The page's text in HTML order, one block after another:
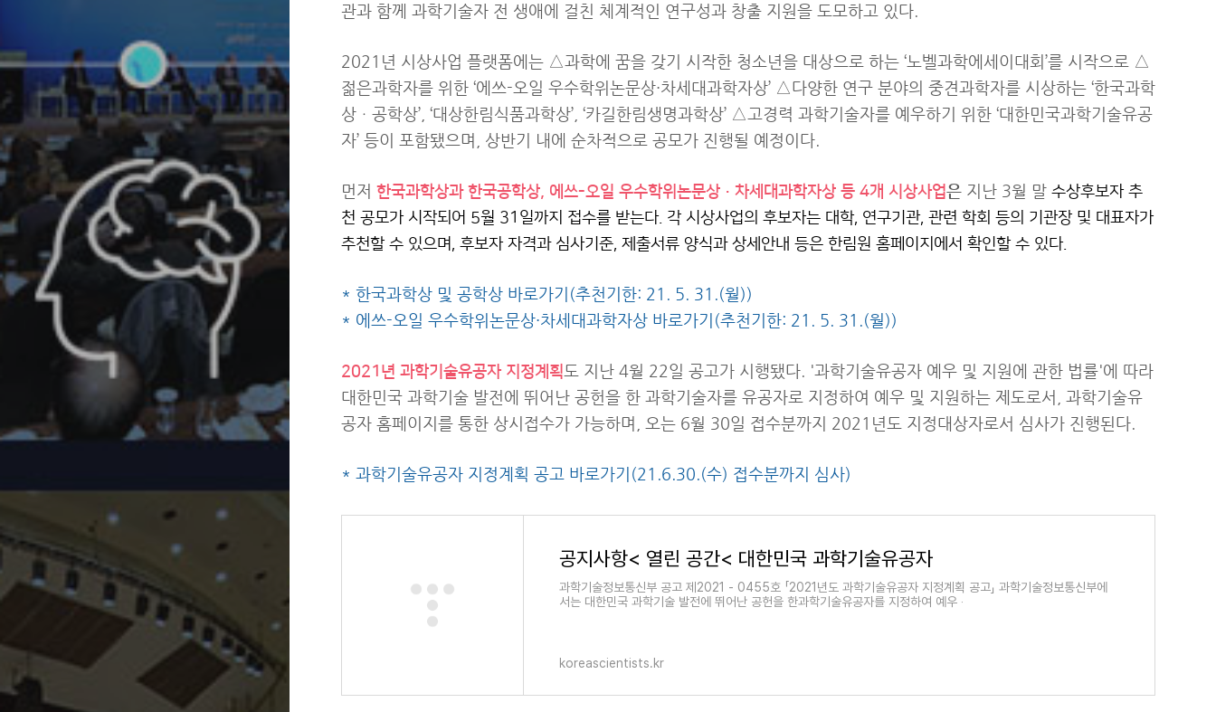
관과 함께 과학기술자 전 생애에 걸친 체계적인 연구성과 창출 지원을 도모하고 있다.
2021년 시상사업 플랫폼에는 △과학에 꿈을 갖기 시작한 청소년을 대상으로 하는 ‘노벨과학에세이대회’를 시작으로 △
젊은과학자를 위한 ‘에쓰-오일 우수학위논문상·차세대과학자상’ △다양한 연구 분야의 중견과학자를 시상하는 ‘한국과학
상ㆍ공학상’, ‘대상한림식품과학상’, ‘카길한림생명과학상’ △고경력 과학기술자를 예우하기 위한 ‘대한민국과학기술유공
자’ 등이 포함됐으며, 상반기 내에 순차적으로 공모가 진행될 예정이다.
먼저 한국과학상과 한국공학상, 에쓰-오일 우수학위논문상·차세대과학자상 등 4개 시상사업은지난 3월 말 수상후보자 추
천 공모가 시작되어 5월 31일까지 접수를 받는다. 각 시상사업의 후보자는 대학, 연구기관, 관련 학회 등의 기관장 및 대표자가
추천할 수 있으며, 후보자 자격과 심사기준, 제출서류 양식과 상세안내 등은 한림원 홈페이지에서 확인할 수 있다.
* 한국과학상 및 공학상 바로가기(추천기한: 21. 5. 31.(월))
* 에쓰-오일 우수학위논문상·차세대과학자상 바로가기(추천기한: 21. 5. 31.(월))
2021년 과학기술유공자 지정계획도 지난 4월 22일 공고가 시행됐다. '과학기술유공자 예우 및 지원에 관한 법률'에 따라
대한민국 과학기술 발전에 뛰어난 공헌을 한 과학기술자를 유공자로 지정하여 예우 및 지원하는 제도로서, 과학기술유
공자 홈페이지를 통한 상시접수가 가능하며, 오는 6월 30일 접수분까지 2021년도 지정대상자로서 심사가 진행된다.
* 과학기술유공자 지정계획 공고 바로가기(21.6.30.(수) 접수분까지 심사)
공지사항< 열린 공간< 대한민국 과학기술유공자
과학기술정보통신부 공고 제2021 - 0455호 「2021년도 과학기술유공자 지정계획 공고」 과학기술정보통신부에
서는 대한민국 과학기술 발전에 뛰어난 공헌을 한과학기술유공자를 지정하여 예우 ‧
koreascientists.kr